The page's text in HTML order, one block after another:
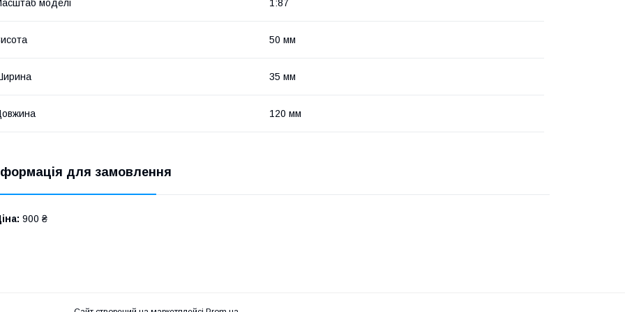
моделі 1:87
50 мм
35 мм
120 мм
для замовлення
900 ₴